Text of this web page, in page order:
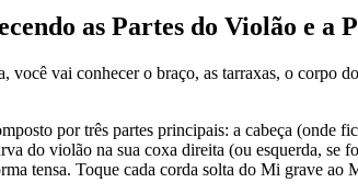
as Partes do Violão e a
você vai conhecer o braço, as tarraxas, o corpo
por três partes principais: a cabeça (onde
do violão na sua coxa direita (ou esquerda, se
tensa. Toque cada corda solta do Mi grave